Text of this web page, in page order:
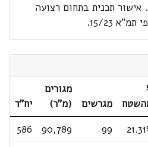
תכנית בתחום רצועה
15/23.
מגרשים
מגורים
(מ"ר)
יח"ד
99
90,789
586